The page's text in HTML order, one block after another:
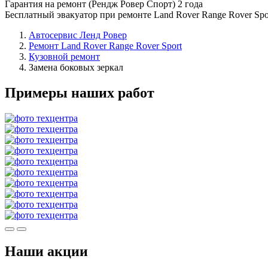
Гарантия на ремонт (Рендж Ровер Спорт) 2 года
Бесплатный эвакуатор при ремонте Land Rover Range Rover
Автосервис Ленд Ровер
Ремонт Land Rover Range Rover Sport
Кузовной ремонт
Замена боковых зеркал
Примеры наших работ
Наши акции